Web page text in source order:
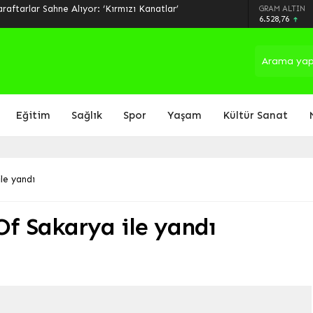
Sahne Alıyor: ‘Kırmızı Kanatlar’
GRAM ALTIN
6.528,76
Eğitim Sağlık Spor Yaşam Kültür Sanat
yandı
Sakarya ile yandı